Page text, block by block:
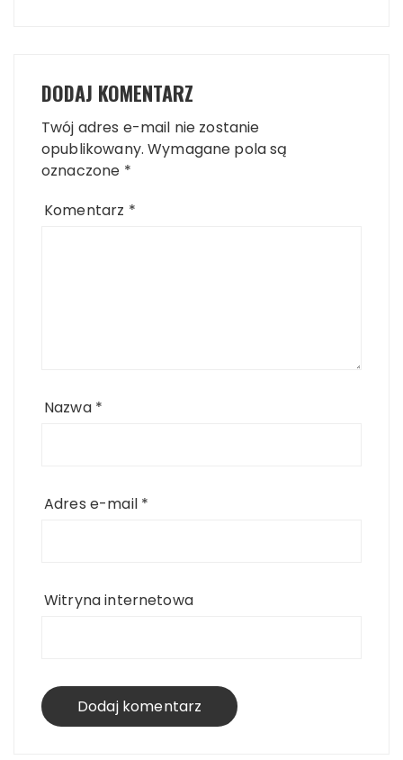
DODAJ KOMENTARZ
Twój adres e-mail nie zostanie
opublikowany. Wymagane pola są
oznaczone *
Komentarz *
Nazwa *
Adres e-mail *
Witryna internetowa